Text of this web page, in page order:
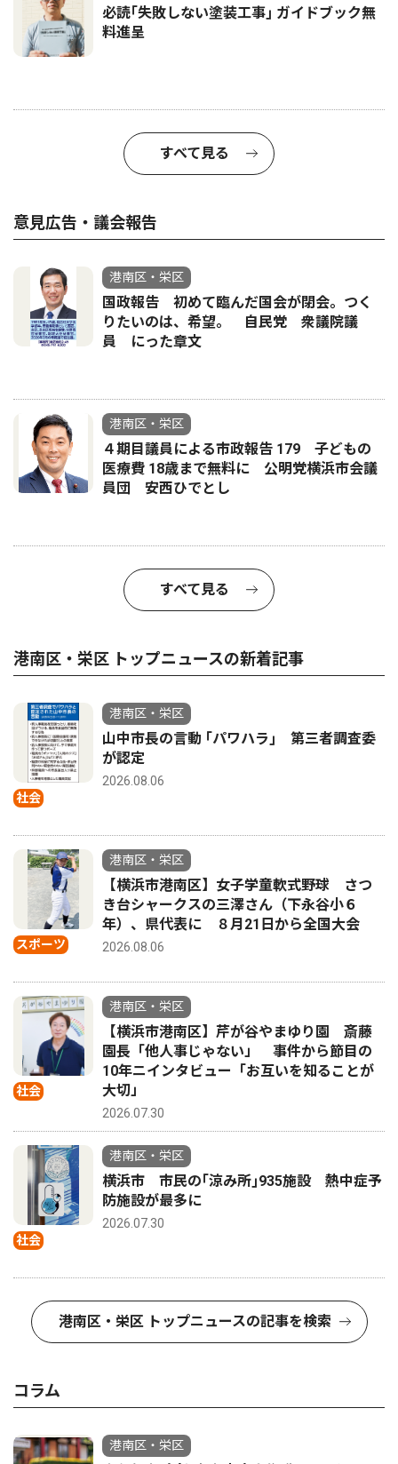
必読｢失敗しない塗装工事｣ ガイドブック無
料進呈
すべて見る
意見広告・議会報告
港南区・栄区
国政報告 初めて臨んだ国会が閉会。つく
りたいのは、希望。 自民党 衆議院議
員 にった章文
港南区・栄区
４期目議員による市政報告 179 子どもの
医療費 18歳まで無料に 公明党横浜市会議
員団 安西ひでとし
すべて見る
港南区・栄区 トップニュースの新着記事
社会
港南区・栄区
山中市長の言動 ｢パワハラ｣ 第三者調査委
が認定
2026.08.06
スポーツ
港南区・栄区
【横浜市港南区】女子学童軟式野球 さつ
き台シャークスの三澤さん（下永谷小６
年）、県代表に ８月21日から全国大会
2026.08.06
社会
港南区・栄区
【横浜市港南区】芹が谷やまゆり園 斎藤
園長「他人事じゃない」 事件から節目の
10年ニインタビュー「お互いを知ることが
大切」
2026.07.30
社会
港南区・栄区
横浜市 市民の｢涼み所｣935施設 熱中症予
防施設が最多に
2026.07.30
港南区・栄区 トップニュースの記事を検索
コラム
港南区・栄区